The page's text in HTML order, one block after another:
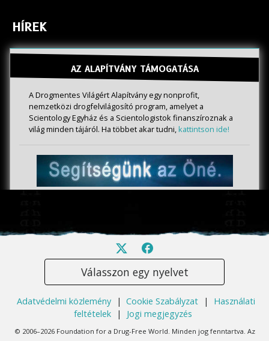
HÍREK
AZ ALAPÍTVÁNY TÁMOGATÁSA
A Drogmentes Világért Alapítvány egy nonprofit,
nemzetközi drogfelvilágosító program, amelyet a
Scientology Egyház és a Scientologistok finanszíroznak a
világ minden tájáról. Ha többet akar tudni,kattintson ide!
Válasszon egy nyelvet
Adatvédelmi közlemény | Cookie Szabályzat |
Használati
feltételek
| Jogi megjegyzés
© 2006–2026 Foundation for a Drug-Free World. Minden jog fenntartva. Az